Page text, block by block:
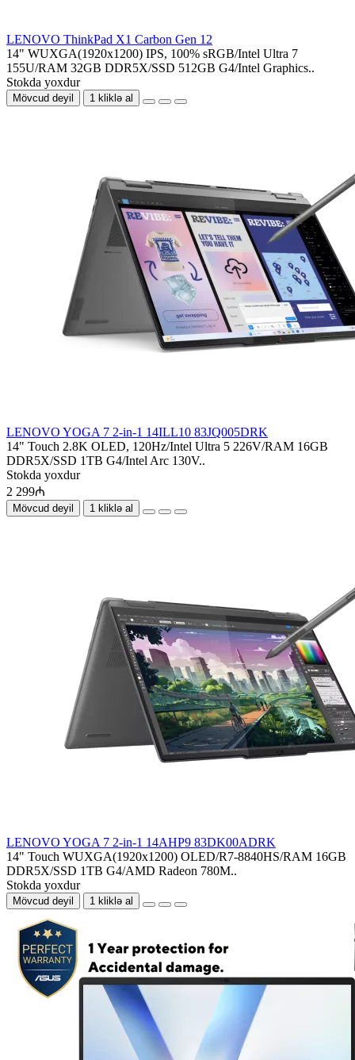
LENOVO ThinkPad X1 Carbon Gen 12
14" WUXGA(1920x1200) IPS, 100% sRGB/Intel Ultra 7
155U/RAM 32GB DDR5X/SSD 512GB G4/Intel Graphics..
Stokda yoxdur
Mövcud deyil 1 kliklə al
LENOVO YOGA 7 2-in-1 14ILL10 83JQ005DRK
14" Touch 2.8K OLED, 120Hz/Intel Ultra 5 226V/RAM 16GB
DDR5X/SSD 1TB G4/Intel Arc 130V..
Stokda yoxdur
2 299₼
Mövcud deyil 1 kliklə al
LENOVO YOGA 7 2-in-1 14AHP9 83DK00ADRK
14" Touch WUXGA(1920x1200) OLED/R7-8840HS/RAM 16GB
DDR5X/SSD 1TB G4/AMD Radeon 780M..
Stokda yoxdur
Mövcud deyil 1 kliklə al